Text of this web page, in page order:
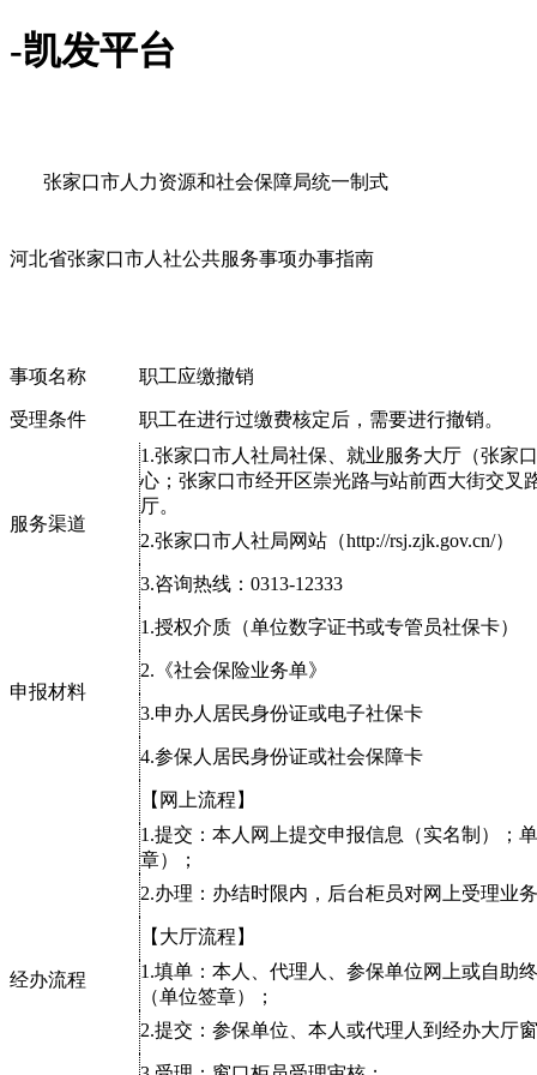
-凯发平台
张家口市人力资源和社会保障局统一制式
河北省张家口市人社公共服务事项办事指南
事项名称 职工应缴撤销
受理条件 职工在进行过缴费核定后，需要进行撤销。
服务渠道
1.张家口市人社局社保、就业服务大厅（张家
心；张家口市经开区崇光路与站前西大街交叉
厅。
2.张家口市人社局网站（http://rsj.zjk.gov.cn/）
3.咨询热线：0313-12333
申报材料
1.授权介质（单位数字证书或专管员社保卡）
2.《社会保险业务单》
3.申办人居民身份证或电子社保卡
4.参保人居民身份证或社会保障卡
经办流程
【网上流程】
1.提交：本人网上提交申报信息（实名制）；
章）；
2.办理：办结时限内，后台柜员对网上受理业
【大厅流程】
1.填单：本人、代理人、参保单位网上或自助
（单位签章）；
2.提交：参保单位、本人或代理人到经办大厅